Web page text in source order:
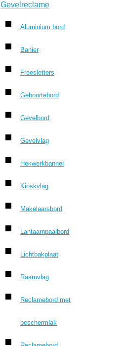
Gevelreclame
Aluminium bord
Banier
Freesletters
Geboortebord
Gevelbord
Gevelvlag
Hekwerkbanner
Kioskvlag
Makelaarsbord
Lantaarnpaalbord
Lichtbakplaat
Raamvlag
Reclamebord met
beschermlak